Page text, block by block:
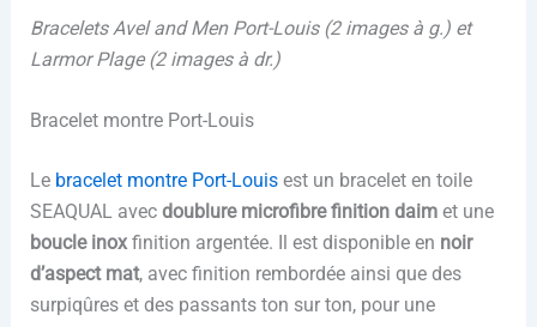
Bracelets Avel and Men Port-Louis (2 images à g.) et
Larmor Plage (2 images à dr.)
Bracelet montre Port-Louis
Le bracelet montre Port-Louisest un bracelet en toile
SEAQUAL avec doublure microfibre finition daimet une
boucle inoxfinition argentée. Il est disponible en noir
d’aspect mat, avec finition rembordée ainsi que des
surpiqûres et des passants ton sur ton, pour une